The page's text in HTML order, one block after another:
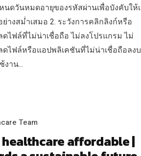
นดวันหมดอายุของรหัสผ่านเพื่อบังคับให้
างสม่ำเสมอ 2. ระวังการคลิกลิงก์หรือ
ไฟล์ที่ไม่น่าเชื่อถือ ไม่ลงโปรแกรม ไม่
ดไฟล์หรือแอปพลิเคชันที่ไม่น่าเชื่อถือลง
งาน...
Team
healthcare affordable |